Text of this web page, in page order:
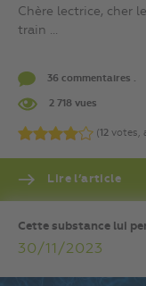
Chère lectrice, cher
train ...
36 commentaires .
2 718 vues
(12 votes,
Lire l’article
Cette substance lui
30/11/2023